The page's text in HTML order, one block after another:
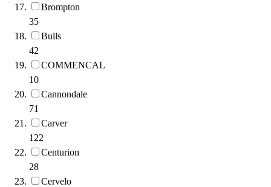
Brompton
35
Bulls
42
COMMENCAL
10
Cannondale
71
Carver
122
Centurion
28
Cervelo